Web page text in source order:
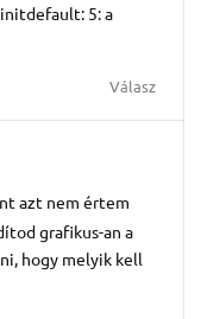
5: a
Válasz
azt nem értem
grafikus-an a
hogy melyik kell